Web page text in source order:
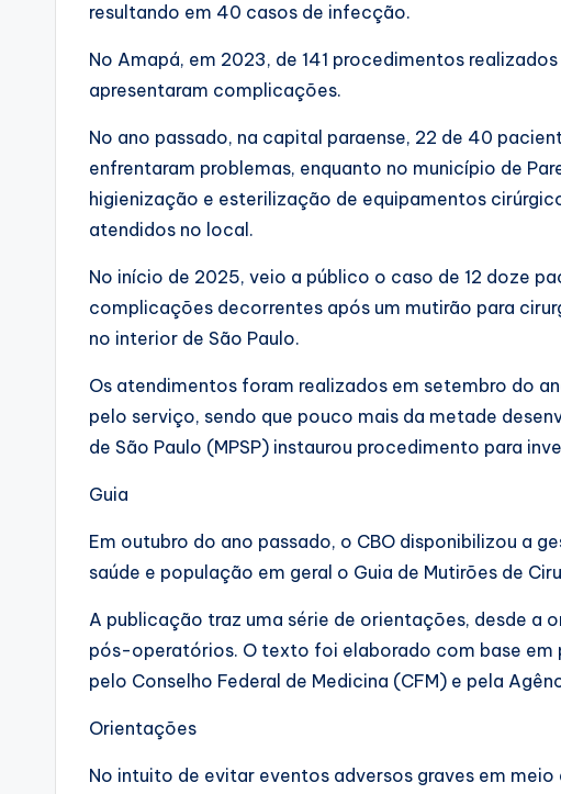
resultando em 40 casos de infecção.
No Amapá, em 2023, de 141 procedimentos
apresentaram complicações.
No ano passado, na capital paraense, 22 de 40
enfrentaram problemas, enquanto no município de
higienização e esterilização de equipamentos
atendidos no local.
No início de 2025, veio a público o caso de 12 doze
complicações decorrentes após um mutirão para
no interior de São Paulo.
Os atendimentos foram realizados em setembro do
pelo serviço, sendo que pouco mais da metade
de São Paulo (MPSP) instaurou procedimento para
Guia
Em outubro do ano passado, o CBO disponibilizou a
saúde e população em geral o Guia de Mutirões de
A publicação traz uma série de orientações, desde a
pós-operatórios. O texto foi elaborado com base
pelo Conselho Federal de Medicina (CFM) e pela
Orientações
No intuito de evitar eventos adversos graves em